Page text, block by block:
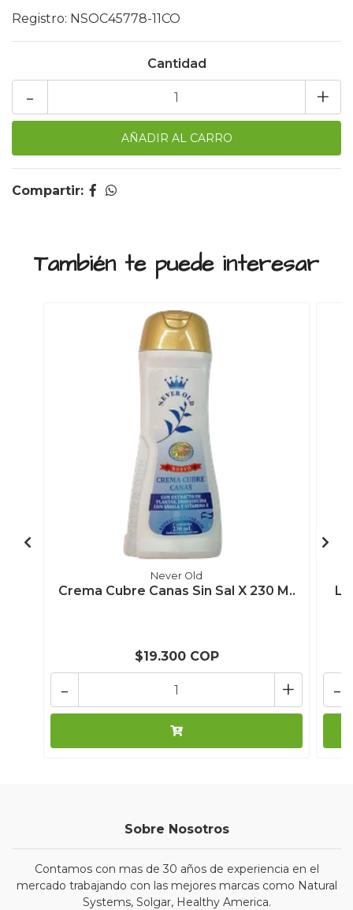
Registro: NSOC45778-11CO
Cantidad
+
-
Compartir:
También te puede interesar
Never Old
Crema Cubre Canas Sin Sal X 230 M..
$19.300 COP
+
- -
Sobre Nosotros
Contamos con mas de 30 años de experiencia en el
mercado trabajando con las mejores marcas como Natural
Systems, Solgar, Healthy America.